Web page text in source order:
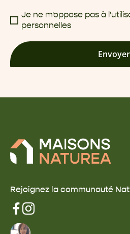
Je ne m'oppose pas à
personnelles
Envoyer
Rejoignez la communauté